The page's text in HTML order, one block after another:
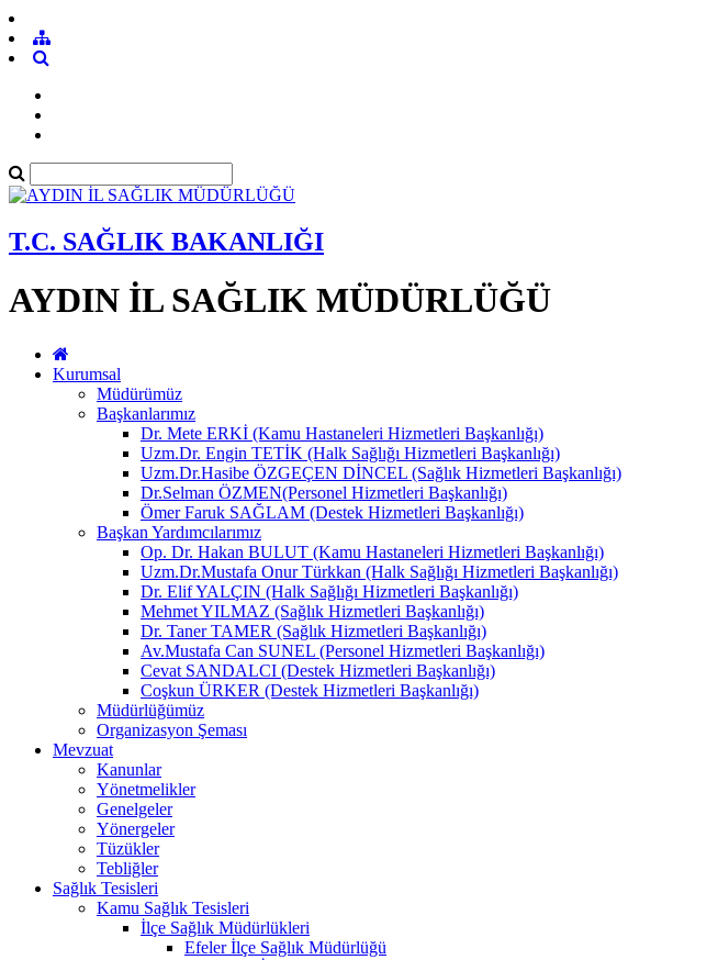
T.C. SAĞLIK BAKANLIĞI
AYDIN İL SAĞLIK MÜDÜRLÜĞÜ
Kurumsal
Müdürümüz
Başkanlarımız
Dr. Mete ERKİ (Kamu Hastaneleri Hizmetleri Başkanlığı)
Uzm.Dr. Engin TETİK (Halk Sağlığı Hizmetleri Başkanlığı)
Uzm.Dr.Hasibe ÖZGEÇEN DİNCEL (Sağlık Hizmetleri Başkanlığı)
Dr.Selman ÖZMEN(Personel Hizmetleri Başkanlığı)
Ömer Faruk SAĞLAM (Destek Hizmetleri Başkanlığı)
Başkan Yardımcılarımız
Op. Dr. Hakan BULUT (Kamu Hastaneleri Hizmetleri Başkanlığı)
Uzm.Dr.Mustafa Onur Türkkan (Halk Sağlığı Hizmetleri Başkanlığı)
Dr. Elif YALÇIN (Halk Sağlığı Hizmetleri Başkanlığı)
Mehmet YILMAZ (Sağlık Hizmetleri Başkanlığı)
Dr. Taner TAMER (Sağlık Hizmetleri Başkanlığı)
Av.Mustafa Can SUNEL (Personel Hizmetleri Başkanlığı)
Cevat SANDALCI (Destek Hizmetleri Başkanlığı)
Coşkun ÜRKER (Destek Hizmetleri Başkanlığı)
Müdürlüğümüz
Organizasyon Şeması
Mevzuat
Kanunlar
Yönetmelikler
Genelgeler
Yönergeler
Tüzükler
Tebliğler
Sağlık Tesisleri
Kamu Sağlık Tesisleri
İlçe Sağlık Müdürlükleri
Efeler İlçe Sağlık Müdürlüğü